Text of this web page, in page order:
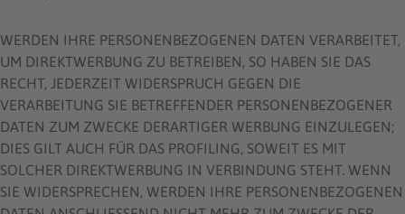
WERDEN IHRE PERSONENBEZOGENEN DATEN VERARBEITET,
UM DIREKTWERBUNG ZU BETREIBEN, SO HABEN SIE DAS
RECHT, JEDERZEIT WIDERSPRUCH GEGEN DIE
VERARBEITUNG SIE BETREFFENDER PERSONENBEZOGENER
DATEN ZUM ZWECKE DERARTIGER WERBUNG EINZULEGEN;
DIES GILT AUCH FÜR DAS PROFILING, SOWEIT ES MIT
SOLCHER DIREKTWERBUNG IN VERBINDUNG STEHT. WENN
SIE WIDERSPRECHEN, WERDEN IHRE PERSONENBEZOGENEN